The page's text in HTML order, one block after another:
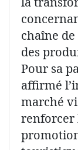
chaîne
des
Pour sa
affirmé
marché
renforcer